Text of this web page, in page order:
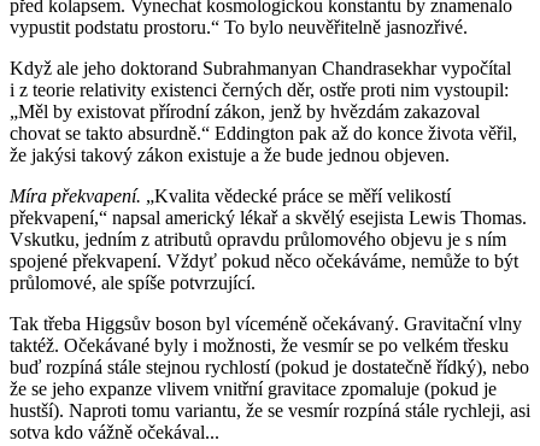
před kolapsem. Vynechat kosmologickou konstantu by znamenalo
vypustit podstatu prostoru.“ To bylo neuvěřitelně jasnozřivé.
Když ale jeho doktorand Subrahmanyan Chandrasekhar vypočítal
i z teorie relativity existenci černých děr, ostře proti nim vystoupil:
„Měl by existovat přírodní zákon, jenž by hvězdám zakazoval
chovat se takto absurdně.“ Eddington pak až do konce života věřil,
že jakýsi takový zákon existuje a že bude jednou objeven.
Míra překvapení. „Kvalita vědecké práce se měří velikostí
překvapení,“ napsal americký lékař a skvělý esejista Lewis Thomas.
Vskutku, jedním z atributů opravdu průlomového objevu je s ním
spojené překvapení. Vždyť pokud něco očekáváme, nemůže to být
průlomové, ale spíše potvrzující.
Tak třeba Higgsův boson byl víceméně očekávaný. Gravitační vlny
taktéž. Očekávané byly i možnosti, že vesmír se po velkém třesku
buď rozpíná stále stejnou rychlostí (pokud je dostatečně řídký), nebo
že se jeho expanze vlivem vnitřní gravitace zpomaluje (pokud je
hustší). Naproti tomu variantu, že se vesmír rozpíná stále rychleji, asi
sotva kdo vážně očekával...